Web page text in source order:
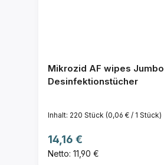
Mikrozid AF wipes Jumbo
Desinfektionstücher
Inhalt: 220 Stück (0,06 € / 1 Stück)
Regulärer Preis:
14,16 €
Netto: 11,90 €